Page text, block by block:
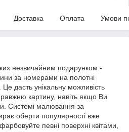
Доставка Оплата Умови
незвичайним подарунком -
за номерами на полотні
дасть унікальну можливість
картину, навіть якщо Ви
Системі малювання за
оберти популярності вже
певні поверхні квітами,